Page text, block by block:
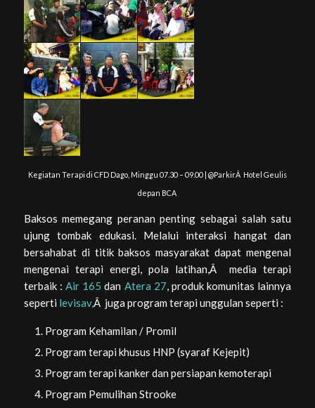
Kegiatan Terapi di CFD Dago, Minggu 07.30 – 09.00 | @ParkirÂ Hotel Geulis
depan BCA
Baksos memegang peranan penting sebagai salah satu
ujung tombak edukasi. Melalui interaksi hangat dan
bersahabat di titik baksos masyarakat dapat mengenal
mengenai terapi energi, pola latihan,Â media terapi
terbaik : Air 165 dan Atera 27, produk komunitas lainnya
seperti levisav,Â juga program terapi unggulan seperti :
Program Kehamilan / Promil
Program terapi khusus HNP (syaraf Kejepit)
Program terapi kanker dan persiapan kemoterapi
Program Pemulihan Strooke